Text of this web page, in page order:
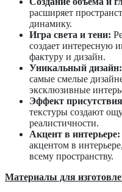
расширяет
динамику.
Игра света и тени:
создает интересную
фактуру и дизайн.
Уникальный дизайн:
самые смелые
эксклюзивные
Эффект
текстуры создают
реалистичности.
Акцент в интерьере:
акцентом в
всему пространству.
Материалы для